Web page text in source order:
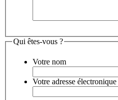
Qui êtes-vous ?
Votre nom
Votre adresse